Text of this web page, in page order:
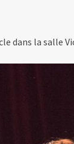
dans la salle